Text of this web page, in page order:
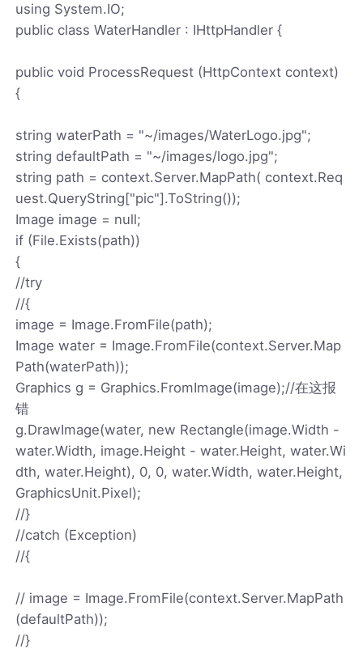
using System.IO;
public class WaterHandler : IHttpHandler {
public void ProcessRequest (HttpContext context)
{
string waterPath = "~/images/WaterLogo.jpg";
string defaultPath = "~/images/logo.jpg";
string path = context.Server.MapPath( context.Req
uest.QueryString["pic"].ToString());
Image image = null;
if (File.Exists(path))
{
//try
//{
image = Image.FromFile(path);
Image water = Image.FromFile(context.Server.Map
Path(waterPath));
Graphics g = Graphics.FromImage(image);//在这报
错
g.DrawImage(water, new Rectangle(image.Width -
water.Width, image.Height - water.Height, water.Wi
dth, water.Height), 0, 0, water.Width, water.Height,
GraphicsUnit.Pixel);
//}
//catch (Exception)
//{
// image = Image.FromFile(context.Server.MapPath
(defaultPath));
//}